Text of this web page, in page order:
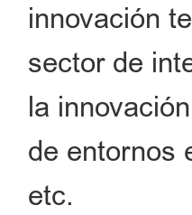
innovación
sector de
la
de entornos
etc.